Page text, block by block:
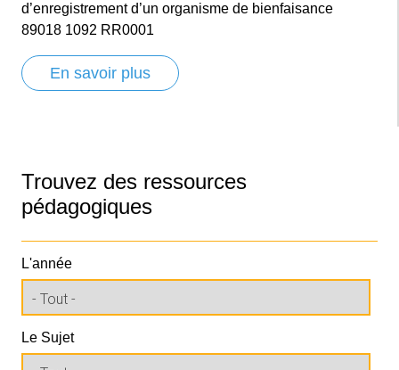
d’enregistrement d’un organisme de bienfaisance
89018 1092 RR0001
En savoir plus
Trouvez des ressources
pédagogiques
L'année
Le Sujet